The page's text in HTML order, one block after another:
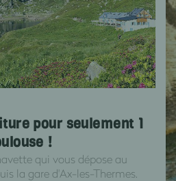
pour seulement 1
!
qui vous dépose au
la gare d'Ax-les-Thermes.